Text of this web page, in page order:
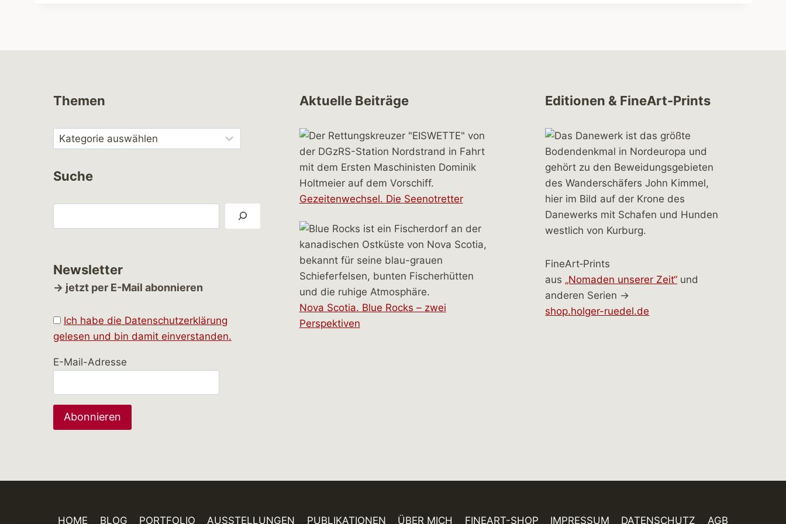
Themen
Suche
Newsletter
→ jetzt per E-Mail abonnieren
Ich habe die Datenschutzerklärung
gelesen und bin damit einverstanden.
E-Mail-Adresse
Aktuelle Beiträge
Gezeitenwechsel. Die Seenotretter
Nova Scotia. Blue Rocks – zwei
Perspektiven
Editionen & FineArt-Prints
FineArt‑Prints
aus „Nomaden unserer Zeit“ und
anderen Serien →
shop.holger-ruedel.de
HOME BLOG PORTFOLIO AUSSTELLUNGEN PUBLIKATIONEN ÜBER MICH FINEART-SHOP IMPRESSUM DATENSCHUTZ AGB